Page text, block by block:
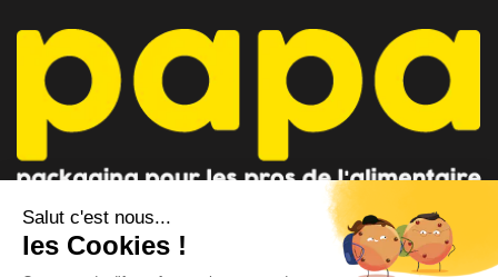
CONSEILLER PAPA
AU 04 91 35 09 09
CONTACTEZ-NOUS
par mail